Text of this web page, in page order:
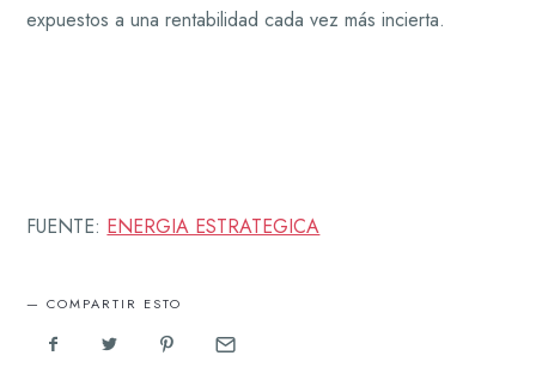
expuestos a una rentabilidad cada vez más incierta.
FUENTE: ENERGIA ESTRATEGICA
COMPARTIR ESTO